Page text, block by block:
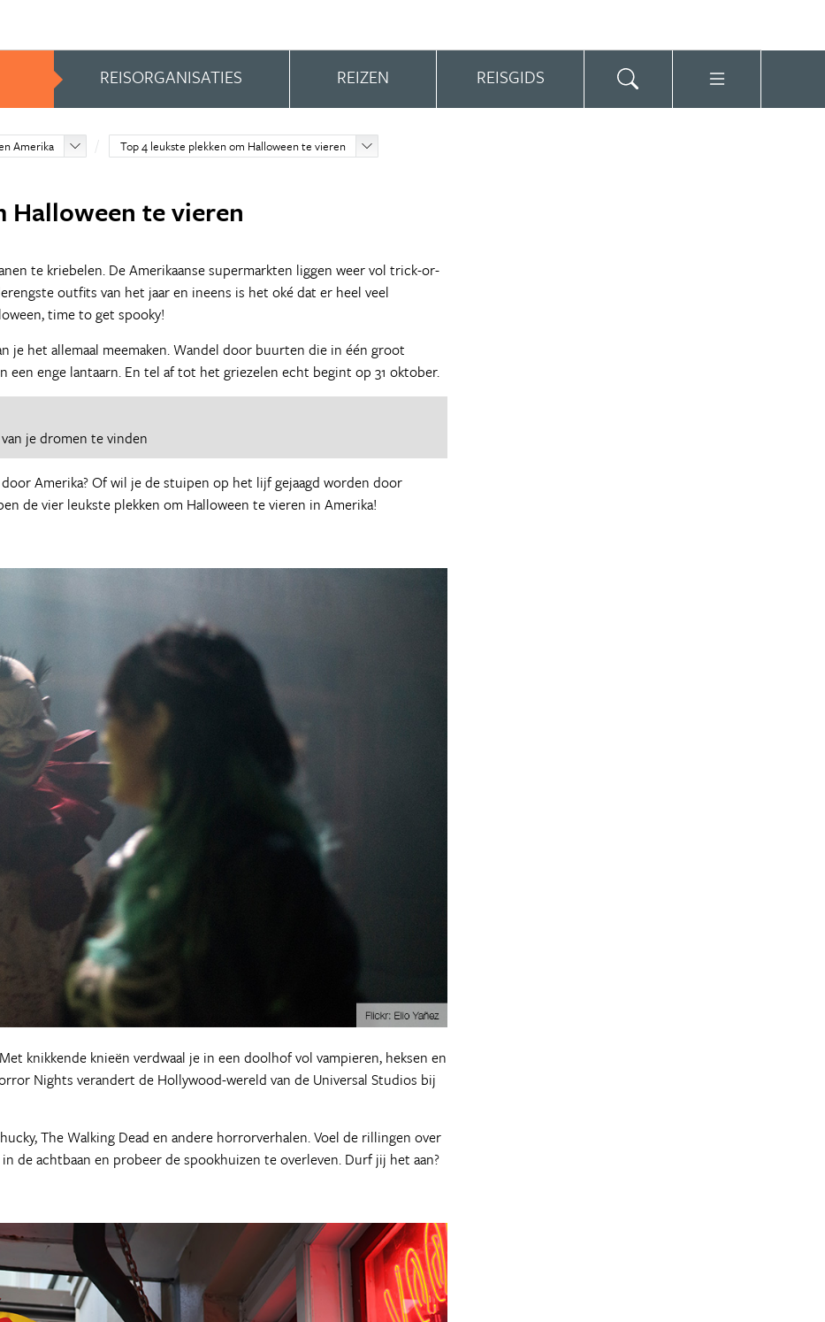
REISORGANISATIES REIZEN REISGIDS
Amerika Top 4 leukste plekken om Halloween te vieren
Halloween te vieren
te kriebelen. De Amerikaanse supermarkten liggen weer vol trick-or-
outfits van het jaar en ineens is het oké dat er heel veel
time to get spooky!
je het allemaal meemaken. Wandel door buurten die in één groot
een enge lantaarn. En tel af tot het griezelen echt begint op 31 oktober.
van je dromen te vinden
Amerika? Of wil je de stuipen op het lijf gejaagd worden door
de vier leukste plekken om Halloween te vieren in Amerika!
knikkende knieën verdwaal je in een doolhof vol vampieren, heksen en
Nights verandert de Hollywood-wereld van de Universal Studios bij
The Walking Dead en andere horrorverhalen. Voel de rillingen over
de achtbaan en probeer de spookhuizen te overleven. Durf jij het aan?